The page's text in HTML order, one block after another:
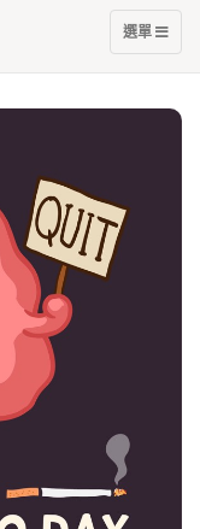
展
開
選
選單